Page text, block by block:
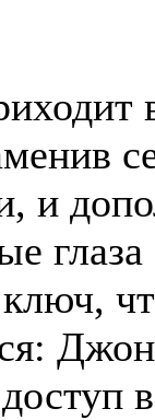
и
ключ,